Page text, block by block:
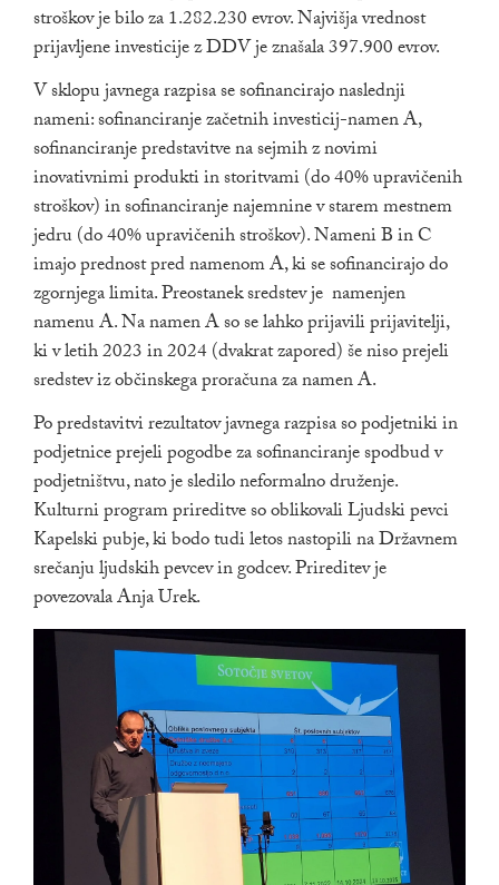
stroškov je bilo za 1.282.230 evrov. Najvišja vrednost
prijavljene investicije z DDV je znašala 397.900 evrov.
V sklopu javnega razpisa se sofinancirajo naslednji
nameni: sofinanciranje začetnih investicij-namen A,
sofinanciranje predstavitve na sejmih z novimi
inovativnimi produkti in storitvami (do 40% upravičenih
stroškov) in sofinanciranje najemnine v starem mestnem
jedru (do 40% upravičenih stroškov). Nameni B in C
imajo prednost pred namenom A, ki se sofinancirajo do
zgornjega limita. Preostanek sredstev je namenjen
namenu A. Na namen A so se lahko prijavili prijavitelji,
ki v letih 2023 in 2024 (dvakrat zapored) še niso prejeli
sredstev iz občinskega proračuna za namen A.
Po predstavitvi rezultatov javnega razpisa so podjetniki in
podjetnice prejeli pogodbe za sofinanciranje spodbud v
podjetništvu, nato je sledilo neformalno druženje.
Kulturni program prireditve so oblikovali Ljudski pevci
Kapelski pubje, ki bodo tudi letos nastopili na Državnem
srečanju ljudskih pevcev in godcev. Prireditev je
povezovala Anja Urek.